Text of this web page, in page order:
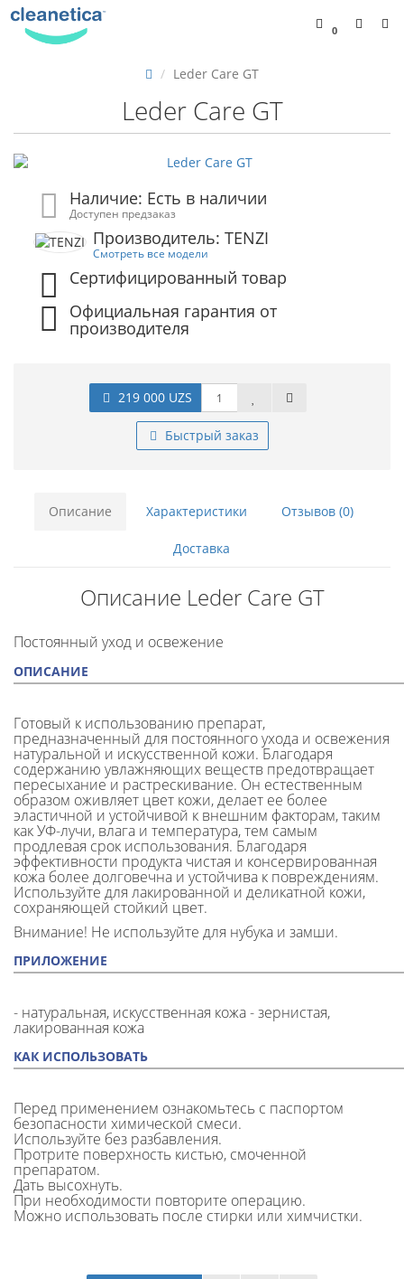
0
Leder Care GT
Leder Care GT
Наличие: Есть в наличии
Доступен предзаказ
Производитель: TENZI
Смотреть все модели
Сертифицированный товар
Официальная гарантия от
производителя
219 000 UZS
Быстрый заказ
Описание Характеристики Отзывов (0)
Доставка
Описание Leder Care GT
Постоянный уход и освежение
ОПИСАНИЕ
Готовый к использованию препарат,
предназначенный для постоянного ухода и освежения
натуральной и искусственной кожи. Благодаря
содержанию увлажняющих веществ предотвращает
пересыхание и растрескивание. Он естественным
образом оживляет цвет кожи, делает ее более
эластичной и устойчивой к внешним факторам, таким
как УФ-лучи, влага и температура, тем самым
продлевая срок использования. Благодаря
эффективности продукта чистая и консервированная
кожа более долговечна и устойчива к повреждениям.
Используйте для лакированной и деликатной кожи,
сохраняющей стойкий цвет.
Внимание! Не используйте для нубука и замши.
ПРИЛОЖЕНИЕ
- натуральная, искусственная кожа - зернистая,
лакированная кожа
КАК ИСПОЛЬЗОВАТЬ
Перед применением ознакомьтесь с паспортом
безопасности химической смеси.
Используйте без разбавления.
Протрите поверхность кистью, смоченной
препаратом.
Дать высохнуть.
При необходимости повторите операцию.
Можно использовать после стирки или химчистки.